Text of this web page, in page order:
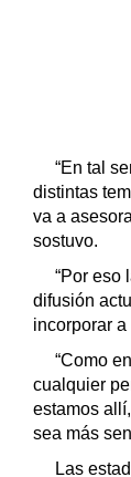
“En tal
distintas
va a
sostuvo.
“Por eso
difusión
incorporar a
“Como
cualquier
estamos
sea más
Las